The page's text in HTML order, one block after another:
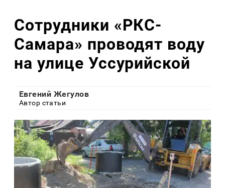
Сотрудники «РКС-
Самара» проводят воду
на улице Уссурийской
Евгений Жегулов
Автор статьи